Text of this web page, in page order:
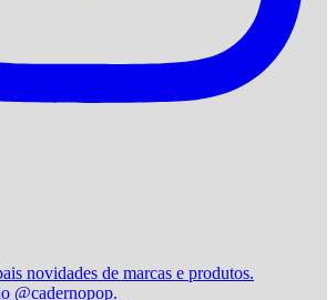
novidades de marcas e produtos.
@cadernopop.